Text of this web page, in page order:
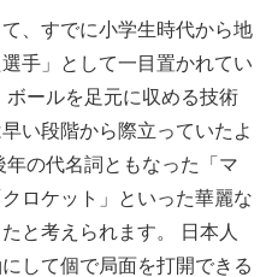
、すでに小学生時代から地
手」として一目置かれてい
ールを足元に収める技術
い段階から際立っていたよ
の代名詞ともなった「マ
ロケット」といった華麗な
と考えられます。 日本人
して個で局面を打開できる